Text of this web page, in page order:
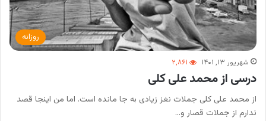
روزانه
شهریور ۱۳, ۱۴۰۱ ۲,۸۶۱
درسی از محمد علی کلی
از محمد علی کلی جملات نغز زیادی به جا مانده است. اما من اینجا قصد
ندارم از جملات قصار و…